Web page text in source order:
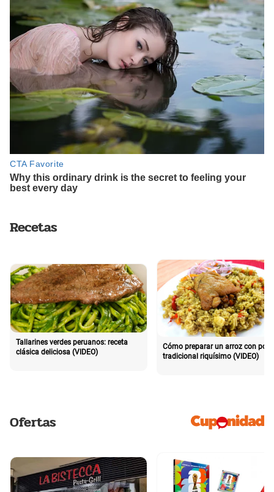
Recetas
Tallarines verdes peruanos: receta
clásica deliciosa (VIDEO)
Cómo preparar un arroz con pollo
tradicional riquísimo (VIDEO)
Ofertas